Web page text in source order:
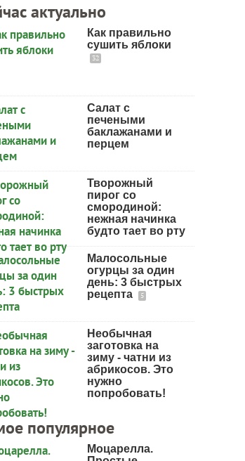
актуально
Как правильно
сушить яблоки
32
Салат с
печеными
баклажанами и
перцем
Творожный
пирог со
смородиной:
нежная начинка
будто тает во рту
Малосольные
огурцы за один
день: 3 быстрых
рецепта
5
Необычная
заготовка на
зиму - чатни из
абрикосов. Это
нужно
попробовать!
популярное
Моцарелла.